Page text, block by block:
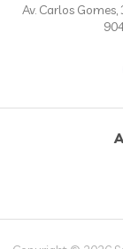
Av. Carlos